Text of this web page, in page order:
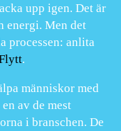
upp igen. Det är
energi. Men det
processen: anlita
.
människor med
av de mest
i branschen. De